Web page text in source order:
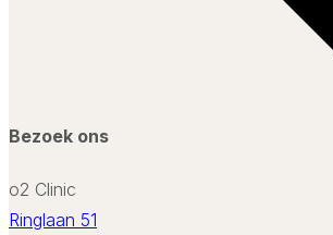
Bezoek ons
o2 Clinic
Ringlaan 51